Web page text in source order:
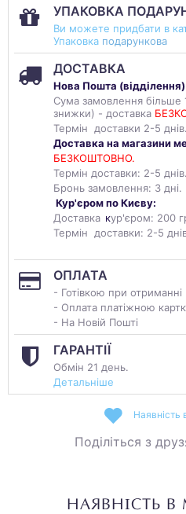
УПАКОВКА
Ви можете придбати в
Упаковка подарункова
ДОСТАВКА
Нова Пошта (відділення
Сума замовлення більше
знижки) - доставка
Термін доставки 2-5 днів.
Доставка на магазини
БЕЗКОШТОВНО.
Термін доставки: 2-5 днів.
Бронь замовлення: 3 дні.
Кур'єром по Києву:
Доставка кур'єром: 200
Термін доставки: 2-5
ОПЛАТА
- Готівкою при отриманні
- Оплата платіжною
- На Новій Пошті
ГАРАНТІЇ
Обмін 21 день.
Детальніше
Наявність
Поділіться з
НАЯВНІСТЬ